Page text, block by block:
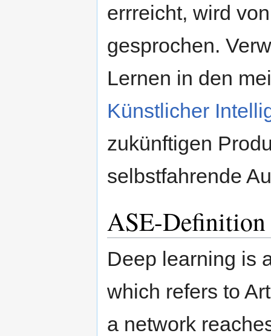
errreicht, wird
gesprochen.
Lernen in den
Künstlicher
zukünftigen
selbstfahrende
ASE-
Deep learning is
which refers to
a network